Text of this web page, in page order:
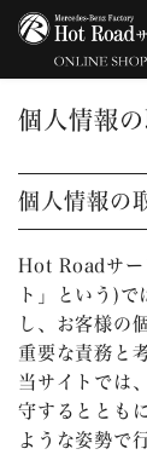
個人情報
個人情報の
Hot Roadサー
ト」という)
し、お客様の
重要な責務と
当サイトでは
守するととも
ような姿勢で